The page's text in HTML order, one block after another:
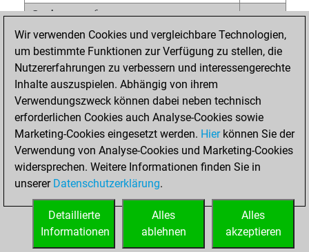
Springeropfer
1
Bauernopfer
2
Matt auf vollem Brett
0
Bauer setzt Matt
Erstickte Matts
Unterverwandlungen
0
Türme auf der siebten
0
STARTSEITE
Wir verwenden Cookies und vergleichbare Technologien,
um bestimmte Funktionen zur Verfügung zu stellen, die
Nutzererfahrungen zu verbessern und interessengerechte
Inhalte auszuspielen. Abhängig von ihrem
Verwendungszweck können dabei neben technisch
erforderlichen Cookies auch Analyse-Cookies sowie
Marketing-Cookies eingesetzt werden. Hierkönnen Sie der
Verwendung von Analyse-Cookies und Marketing-Cookies
widersprechen. Weitere Informationen finden Sie in
unserer Datenschutzerklärung.
Alles
akzeptieren
Alles
ablehnen
Detaillierte
Informationen